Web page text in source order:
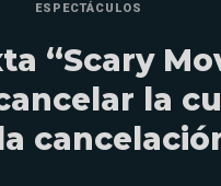
ESPECTÁCULOS
“Scary
la